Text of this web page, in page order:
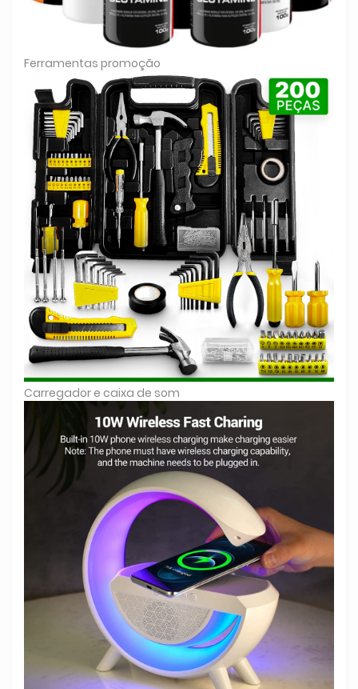
Ferramentas promoção
Carregador e caixa de som